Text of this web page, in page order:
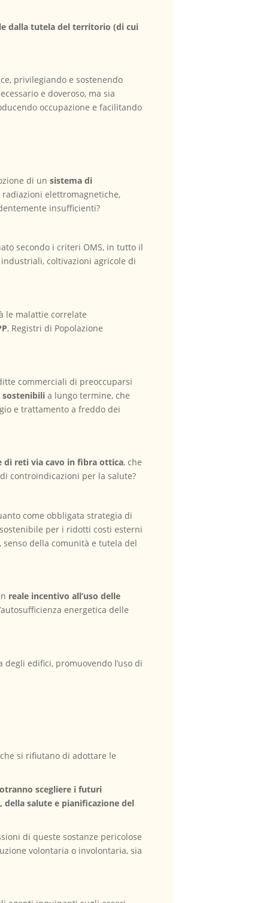
dalla tutela del territorio (di cui
privilegiando e sostenendo
e doveroso, ma sia
occupazione e facilitando
di unsistema di
elettromagnetiche,
insufficienti?
secondo i criteri OMS, in tutto il
coltivazioni agricole di
le malattie correlate
, Registri di Popolazione
commerciali di preoccuparsi
a lungo termine, che
e trattamento a freddo dei
di reti via cavo in fibra ottica, che
controindicazioni per la salute?
come obbligata strategia di
per i ridotti costi esterni
della comunità e tutela del
reale incentivo all’uso delle
energetica delle
degli edifici, promuovendo l’uso di
si rifiutano di adottare le
scegliere i futuri
salute e pianificazione del
di queste sostanze pericolose
volontaria o involontaria, sia